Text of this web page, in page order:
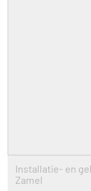
Installatie- en
Zamel